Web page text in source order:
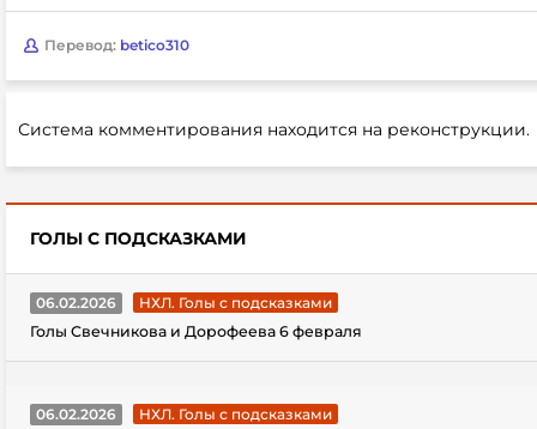
Перевод: betico310
Система комментирования находится на реконструкции.
ГОЛЫ С ПОДСКАЗКАМИ
06.02.2026
НХЛ. Голы с подсказками
Голы Свечникова и Дорофеева 6 февраля
06.02.2026
НХЛ. Голы с подсказками